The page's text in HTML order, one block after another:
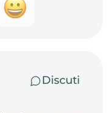
Discuti